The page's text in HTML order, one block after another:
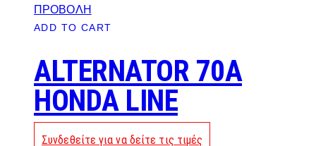
ΠΡΟΒΟΛΗ
ADD TO CART
ALTERNATOR 70A
HONDA LINE
Συνδεθείτε για να δείτε τις τιμές